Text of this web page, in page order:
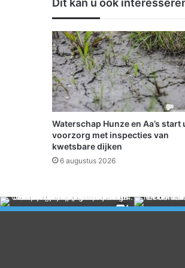
e
n
s
I
n
f
o
P
u
n
t
E
e
D
o
Dit kan u ook
Waterschap Hunze en Aa’s start
voorzorg met inspecties van
kwetsbare dijken
6 augustus 2026